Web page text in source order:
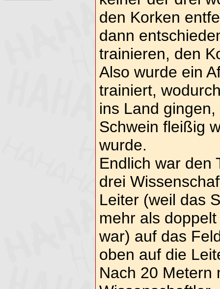
den Korken
dann
trainieren, den
Also wurde ein
trainiert,
ins Land
Schwein fleißig
wurde.
Endlich war den
drei
Leiter (weil das
mehr als
war) auf das
oben auf die
Nach 20 Metern